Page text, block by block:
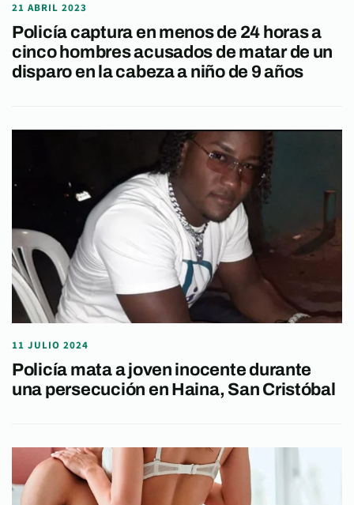
21 ABRIL 2023
Policía captura en menos de 24 horas a
cinco hombres acusados de matar de un
disparo en la cabeza a niño de 9 años
11 JULIO 2024
Policía mata a joven inocente durante
una persecución en Haina, San Cristóbal